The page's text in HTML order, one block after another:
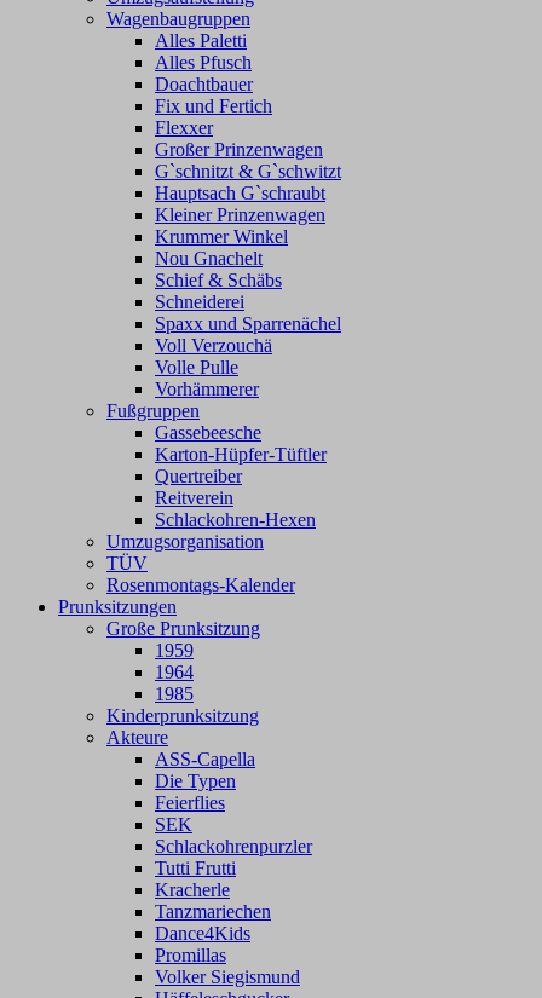
Wagenbaugruppen
Alles Paletti
Alles Pfusch
Doachtbauer
Fix und Fertich
Flexxer
Großer Prinzenwagen
Gˋschnitzt & Gˋschwitzt
Hauptsach G`schraubt
Kleiner Prinzenwagen
Krummer Winkel
Nou Gnachelt
Schief & Schäbs
Schneiderei
Spaxx und Sparrenächel
Voll Verzouchä
Volle Pulle
Vorhämmerer
Fußgruppen
Gassebeesche
Karton-Hüpfer-Tüftler
Quertreiber
Reitverein
Schlackohren-Hexen
Umzugsorganisation
TÜV
Rosenmontags-Kalender
Prunksitzungen
Große Prunksitzung
1959
1964
1985
Kinderprunksitzung
Akteure
ASS-Capella
Die Typen
Feierflies
SEK
Schlackohrenpurzler
Tutti Frutti
Kracherle
Tanzmariechen
Dance4Kids
Promillas
Volker Siegismund